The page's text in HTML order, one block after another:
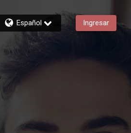
Español Ingresar